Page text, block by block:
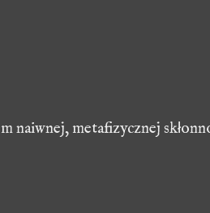
naiwnej, metafizycznej